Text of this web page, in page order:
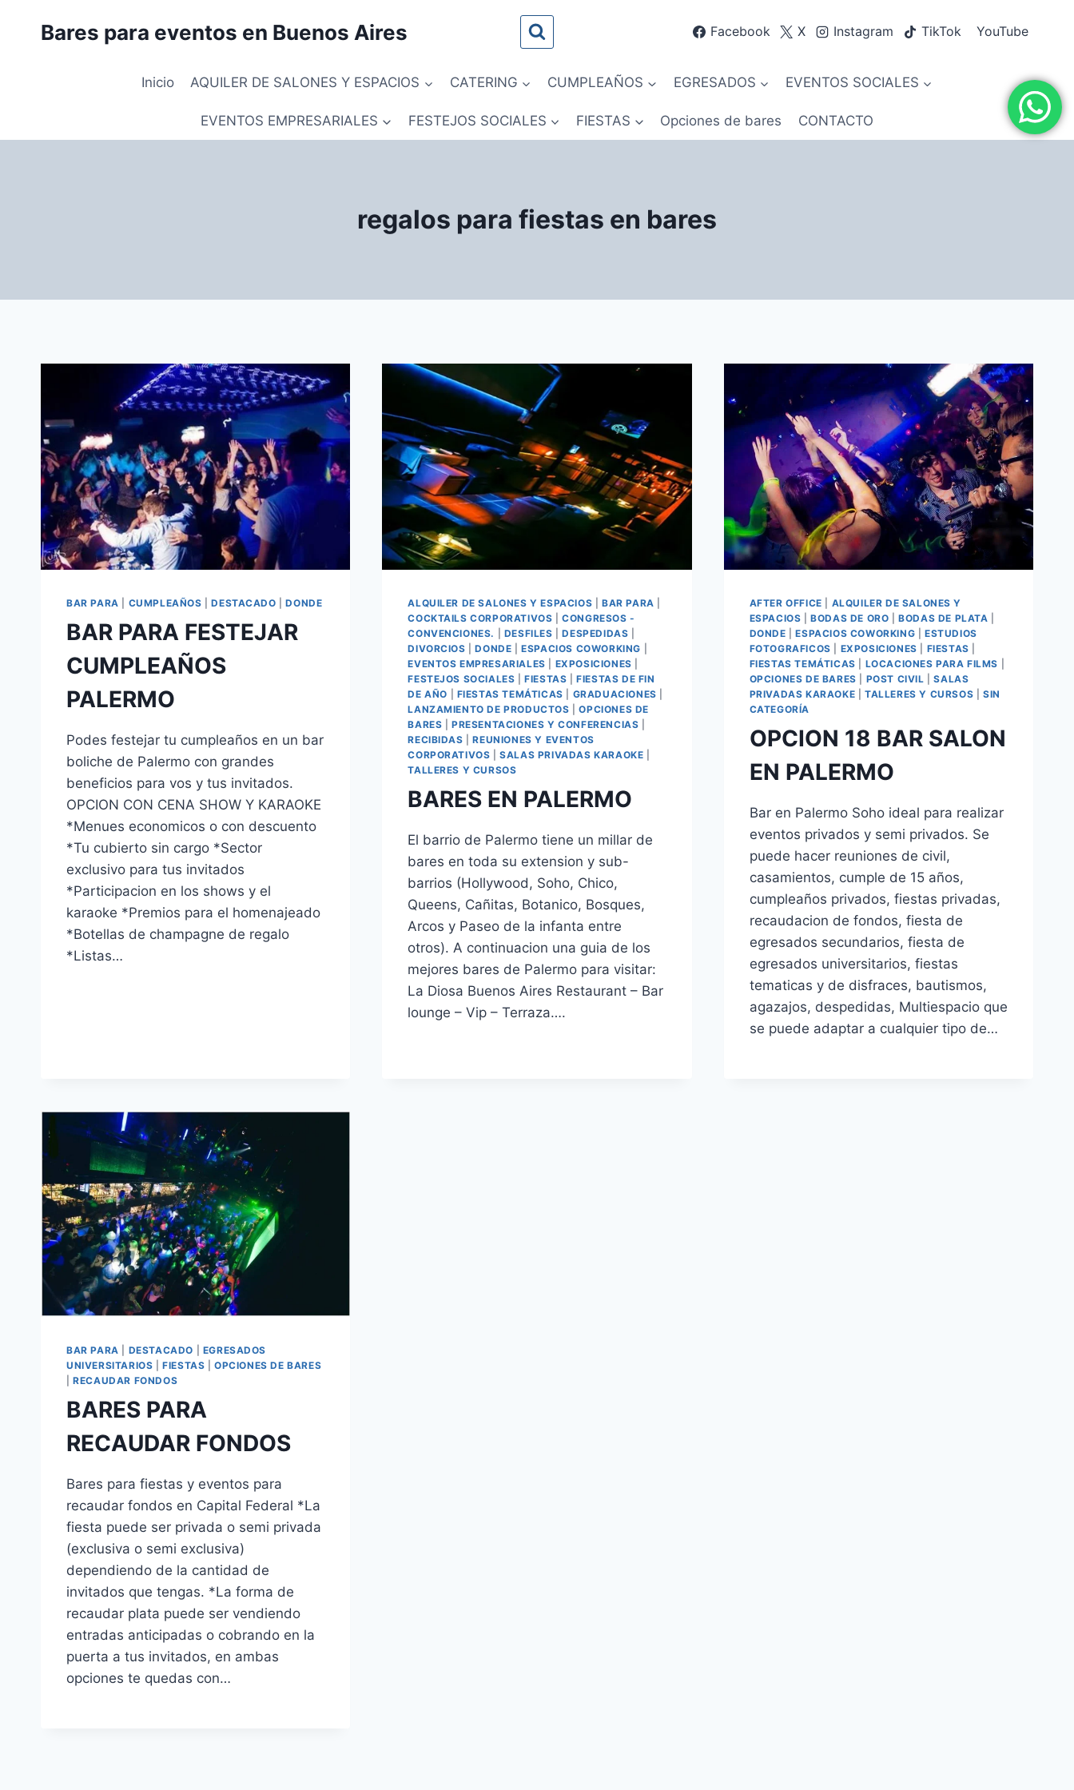
Bares para eventos en Buenos Aires Facebook X Instagram TikTok YouTube
Inicio AQUILER DE SALONES Y ESPACIOS CATERING CUMPLEAÑOS EGRESADOS EVENTOS SOCIALES
EVENTOS EMPRESARIALES FESTEJOS SOCIALES FIESTAS Opciones de bares CONTACTO
regalos para fiestas en bares
BAR PARA CUMPLEAÑOS |DESTACADO |DONDE
BAR PARA FESTEJAR
CUMPLEAÑOS
PALERMO
Podes festejar tu cumpleaños en un bar
boliche de Palermo con grandes
beneficios para vos y tus invitados.
OPCION CON CENA SHOW Y KARAOKE
*Menues economicos o con descuento
*Tu cubierto sin cargo *Sector
exclusivo para tus invitados
*Participacion en los shows y el
karaoke *Premios para el homenajeado
*Botellas de champagne de regalo
*Listas…
ALQUILER DE SALONES Y ESPACIOS BAR PARA
COCKTAILS CORPORATIVOS |CONGRESOS -
CONVENCIONES.
DESFILES |DESPEDIDAS
DIVORCIOS |DONDE |ESPACIOS COWORKING
EVENTOS EMPRESARIALES
EXPOSICIONES
FESTEJOS SOCIALES |FIESTAS |FIESTAS DE FIN
DE AÑO
FIESTAS TEMÁTICAS GRADUACIONES
LANZAMIENTO DE PRODUCTOS |OPCIONES DE
BARES |PRESENTACIONES Y CONFERENCIAS
RECIBIDAS |REUNIONES Y EVENTOS
CORPORATIVOS |SALAS PRIVADAS KARAOKE
TALLERES Y CURSOS
BARES EN PALERMO
El barrio de Palermo tiene un millar de
bares en toda su extension y sub-
barrios (Hollywood, Soho, Chico,
Queens, Cañitas, Botanico, Bosques,
Arcos y Paseo de la infanta entre
otros). A continuacion una guia de los
mejores bares de Palermo para visitar:
La Diosa Buenos Aires Restaurant – Bar
lounge – Vip – Terraza….
AFTER OFFICE
ALQUILER DE SALONES Y
ESPACIOS |BODAS DE ORO |BODAS DE PLATA
DONDE |ESPACIOS COWORKING
ESTUDIOS
FOTOGRAFICOS
EXPOSICIONES FIESTAS
FIESTAS TEMÁTICAS
LOCACIONES PARA FILMS
OPCIONES DE BARES
POST CIVIL |SALAS
PRIVADAS KARAOKE
TALLERES Y CURSOS
SIN
CATEGORÍA
OPCION 18 BAR SALON
EN PALERMO
Bar en Palermo Soho ideal para realizar
eventos privados y semi privados. Se
puede hacer reuniones de civil,
casamientos, cumple de 15 años,
cumpleaños privados, fiestas privadas,
recaudacion de fondos, fiesta de
egresados secundarios, fiesta de
egresados universitarios, fiestas
tematicas y de disfraces, bautismos,
agazajos, despedidas, Multiespacio que
se puede adaptar a cualquier tipo de…
BAR PARA DESTACADO
EGRESADOS
UNIVERSITARIOS |FIESTAS |OPCIONES DE BARES
|RECAUDAR FONDOS
BARES PARA
RECAUDAR FONDOS
Bares para fiestas y eventos para
recaudar fondos en Capital Federal *La
fiesta puede ser privada o semi privada
(exclusiva o semi exclusiva)
dependiendo de la cantidad de
invitados que tengas. *La forma de
recaudar plata puede ser vendiendo
entradas anticipadas o cobrando en la
puerta a tus invitados, en ambas
opciones te quedas con…